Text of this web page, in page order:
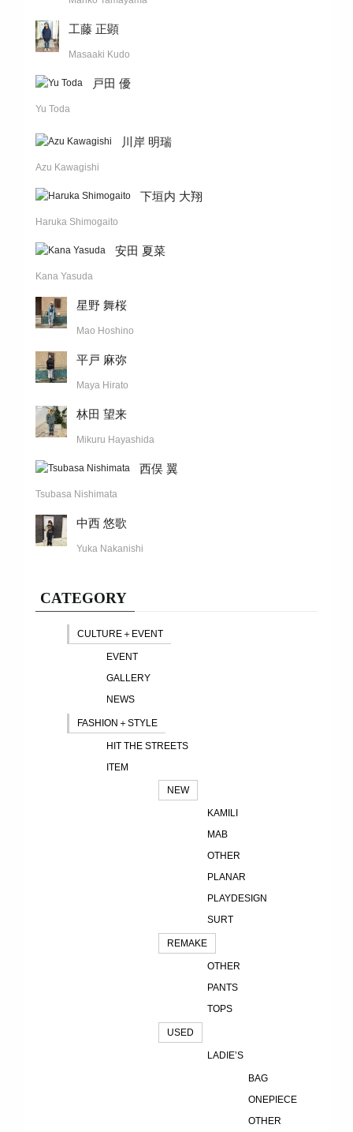
工藤 正顕
Masaaki Kudo
戸田 優
Yu Toda
川岸 明瑞
Azu Kawagishi
下垣内 大翔
Haruka Shimogaito
安田 夏菜
Kana Yasuda
星野 舞桜
Mao Hoshino
平戸 麻弥
Maya Hirato
林田 望来
Mikuru Hayashida
西俣 翼
Tsubasa Nishimata
中西 悠歌
Yuka Nakanishi
CATEGORY
CULTURE＋EVENT
EVENT
GALLERY
NEWS
FASHION＋STYLE
HIT THE STREETS
ITEM
NEW
KAMILI
MAB
OTHER
PLANAR
PLAYDESIGN
SURT
REMAKE
OTHER
PANTS
TOPS
USED
LADIE’S
BAG
ONEPIECE
OTHER